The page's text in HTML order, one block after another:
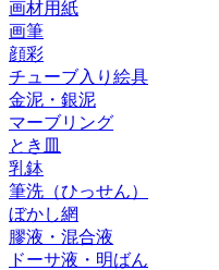
画材用紙
画筆
顔彩
チューブ入り絵具
金泥・銀泥
マーブリング
とき皿
乳鉢
筆洗（ひっせん）
ぼかし網
膠液・混合液
ドーサ液・明ばん